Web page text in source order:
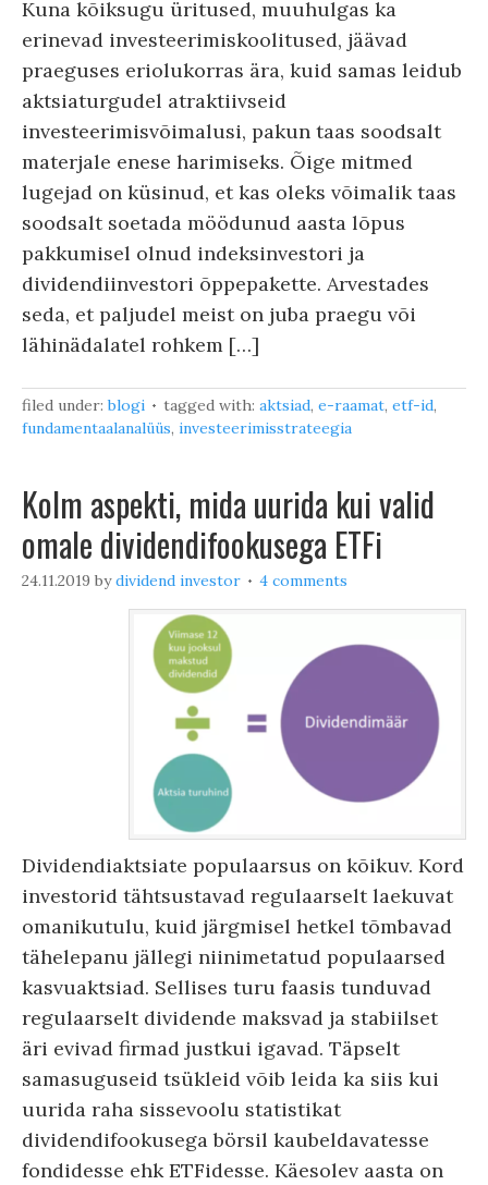
Kuna kõiksugu üritused, muuhulgas ka
erinevad investeerimiskoolitused, jäävad
praeguses eriolukorras ära, kuid samas leidub
aktsiaturgudel atraktiivseid
investeerimisvõimalusi, pakun taas soodsalt
materjale enese harimiseks. Õige mitmed
lugejad on küsinud, et kas oleks võimalik taas
soodsalt soetada möödunud aasta lõpus
pakkumisel olnud indeksinvestori ja
dividendiinvestori õppepakette. Arvestades
seda, et paljudel meist on juba praegu või
lähinädalatel rohkem […]
filed under:blogi tagged with: aktsiad, e-raamat, etf-id,
fundamentaalanalüüs, investeerimisstrateegia
Kolm aspekti, mida uurida kui valid
omale dividendifookusega ETFi
24.11.2019 bydividend investor 4 comments
Dividendiaktsiate populaarsus on kõikuv. Kord
investorid tähtsustavad regulaarselt laekuvat
omanikutulu, kuid järgmisel hetkel tõmbavad
tähelepanu jällegi niinimetatud populaarsed
kasvuaktsiad. Sellises turu faasis tunduvad
regulaarselt dividende maksvad ja stabiilset
äri evivad firmad justkui igavad. Täpselt
samasuguseid tsükleid võib leida ka siis kui
uurida raha sissevoolu statistikat
dividendifookusega börsil kaubeldavatesse
fondidesse ehk ETFidesse. Käesolev aasta on